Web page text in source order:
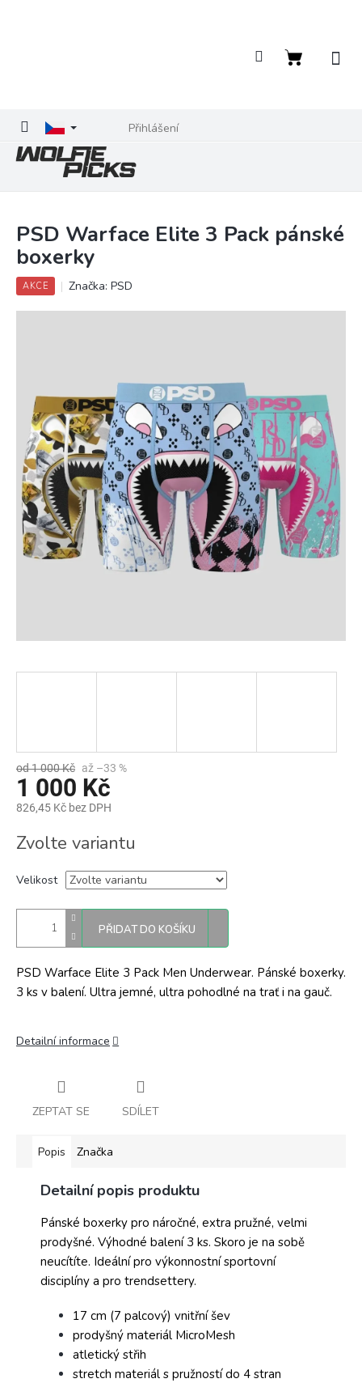
Přihlášení
Nákupní
PSD Warface Elite 3 Pack pánské
boxerky
AKCE Značka: PSD
od 1 000 Kč až –33 %
1 000 Kč
826,45 Kč bez DPH
cena:
Zvolte variantu
Velikost
PŘIDAT DO KOŠÍKU
PSD Warface Elite 3 Pack Men Underwear. Pánské boxerky.
3 ks v balení. Ultra jemné, ultra pohodlné na trať i na gauč.
Detailní informace
ZEPTAT SE SDÍLET
Popis Značka
Detailní popis produktu
Pánské boxerky pro náročné, extra pružné, velmi
prodyšné. Výhodné balení 3 ks. Skoro je na sobě
neucítíte. Ideální pro výkonnostní sportovní
disciplíny a pro trendsettery.
17 cm (7 palcový) vnitřní šev
prodyšný materiál MicroMesh
atletický střih
stretch materiál s pružností do 4 stran